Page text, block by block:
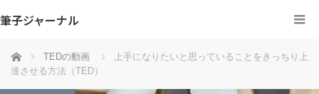
筆子ジャーナル
ホーム TEDの動画
上手になりたいと思っていることをきっちり上
達させる方法（TED）